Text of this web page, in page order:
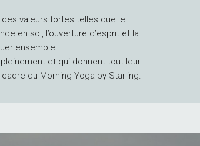
des valeurs fortes telles que le
en soi, l’ouverture d’esprit et la
ensemble.
et qui donnent tout leur
du Morning Yoga by Starling.